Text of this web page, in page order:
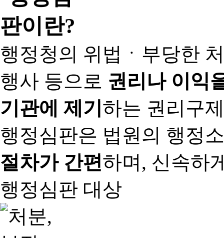
행정청의 위법ㆍ부당한
행사 등으로 권리나 이익
기관에 제기하는 권리구
행정심판은 법원의 행정
절차가 간편하며, 신속하
행정심판 대상